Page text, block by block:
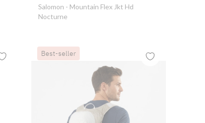
Salomon - Mountain Flex Jkt Hd
Nocturne
Best-seller